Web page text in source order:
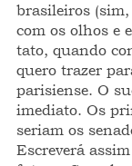
brasileiros
com os olhos e
tato, quando
quero trazer
parisiense. O
imediato. Os
seriam os
Escreverá